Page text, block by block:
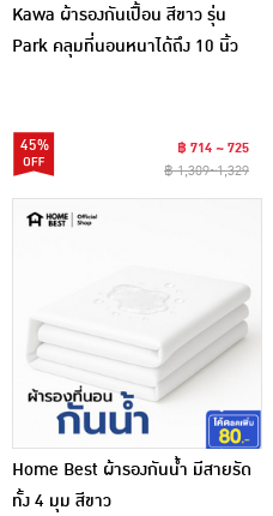
Kawa ผ้ารองกันเปื้อน สีขาว รุ่น
Park คลุมที่นอนหนาได้ถึง 10 นิ้ว
45%
฿ 714 ~ 725
฿ 1,309~1,329
Home Best ผ้ารองกันน้ำ มีสายรัด
ทั้ง 4 มุม สีขาว